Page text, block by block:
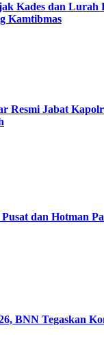
Kades dan Lurah
Kamtibmas
Resmi Jabat
dan Hotman
BNN Tegaskan